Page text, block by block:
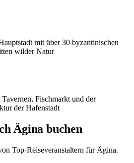
mit über 30 byzantinischen
wilder Natur
Fischmarkt und der
der Hafenstadt
Ägina buchen
Top-Reiseveranstaltern für Ägina.